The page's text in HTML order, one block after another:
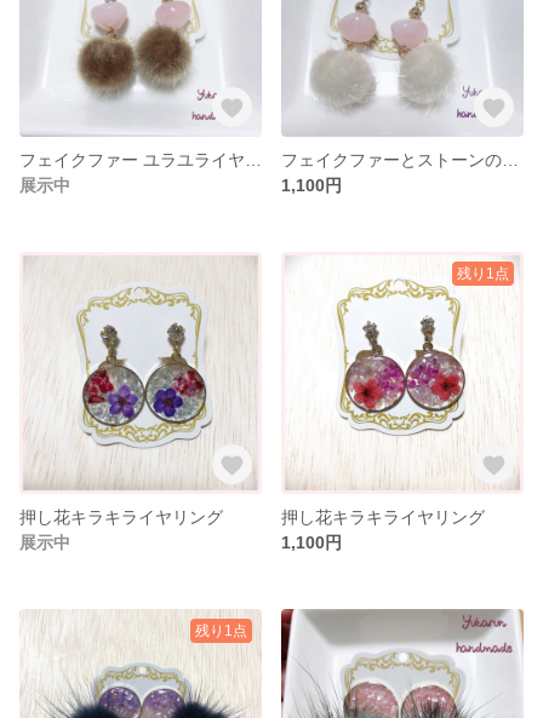
展示中
1,100円
押し花キラキライヤリング
展示中
残り1点
押し花キラキライヤリング
1,100円
残り1点